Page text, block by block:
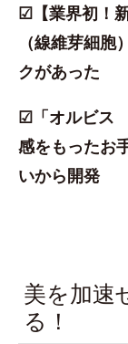
☑【業界初！
（線維芽細
クがあった
☑「オルビス
感をもったお
いから開発
美を加速
る！